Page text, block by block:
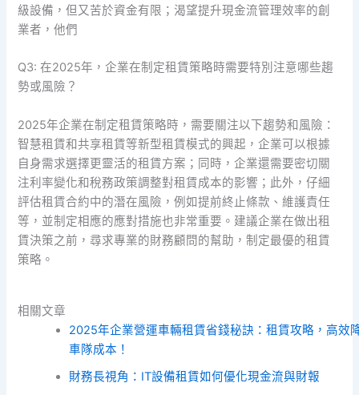
級設備，但又苦於資金有限；渴望提升現金流管理效率的創
業者，他們
Q3: 在2025年，企業在制定租賃策略時需要特別注意哪些趨
勢或風險？
2025年企業在制定租賃策略時，需要關注以下趨勢和風險：
智慧租賃和共享租賃等新型租賃模式的興起，企業可以根據
自身需求選擇更靈活的租賃方案；同時，企業還需要密切關
注利率變化和稅務政策調整對租賃成本的影響；此外，仔細
評估租賃合約中的潛在風險，例如提前終止條款、維護責任
等，並制定相應的應對措施也非常重要。建議企業在做出租
賃決策之前，尋求專業的財務顧問的幫助，制定最優的租賃
策略。
相關文章
2025年企業營運車輛租賃省錢秘訣：租賃攻略，高效
車隊成本！
財務長視角：IT設備租賃如何優化現金流與財報